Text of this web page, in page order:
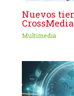
Nuevos
CrossMedia
Multimedia